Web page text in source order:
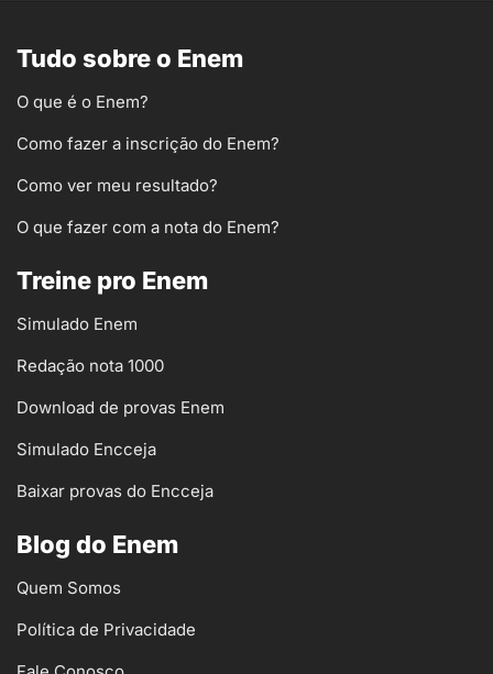
Tudo sobre o Enem
O que é o Enem?
Como fazer a inscrição do Enem?
Como ver meu resultado?
O que fazer com a nota do Enem?
Treine pro Enem
Simulado Enem
Redação nota 1000
Download de provas Enem
Simulado Encceja
Baixar provas do Encceja
Blog do Enem
Quem Somos
Política de Privacidade